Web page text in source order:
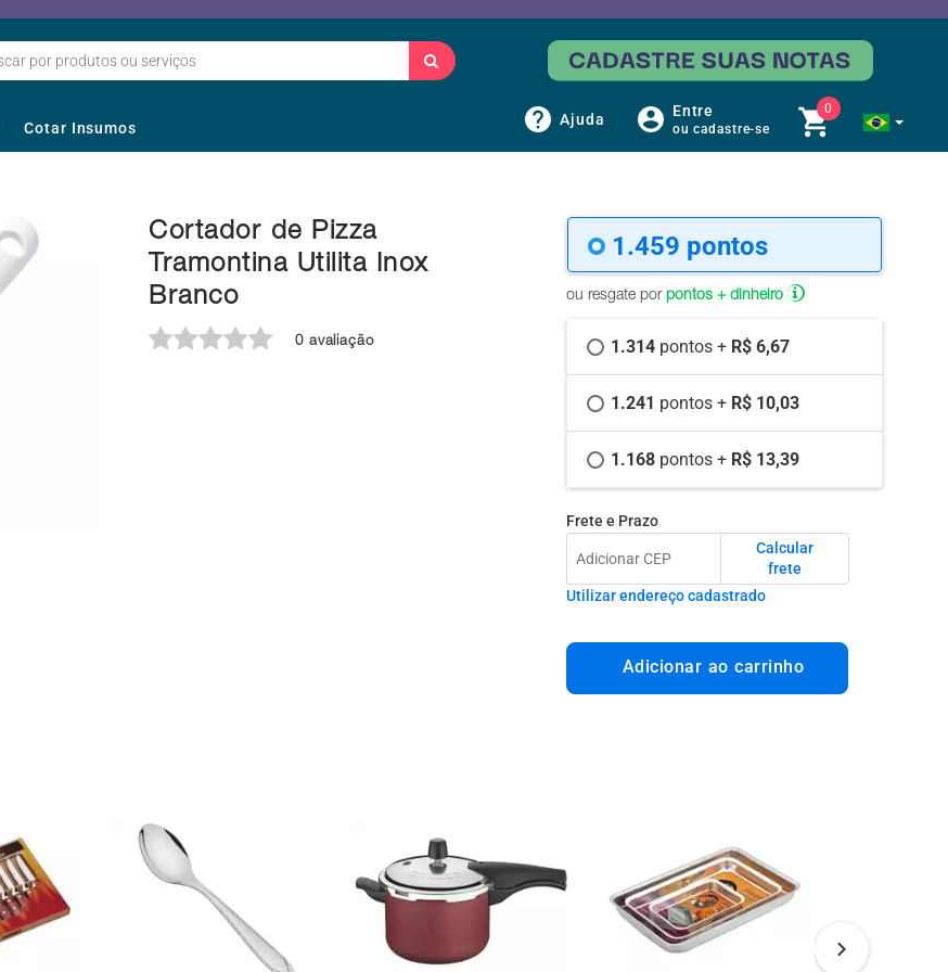
Cotar Insumos Ajuda Entre
ou cadastre-se
0
Cortador de Pizza
Tramontina Utilita Inox
Branco
0 avaliação
1.459 pontos
ou resgate por pontos + dinheiro
1.314 pontos + R$ 6,67
1.241 pontos + R$ 10,03
1.168 pontos + R$ 13,39
Frete e Prazo
Calcular
frete
Utilizar endereço cadastrado
Adicionar ao carrinho